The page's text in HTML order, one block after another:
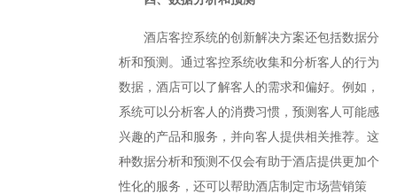
酒店客控系统的创新解决方案还包括数据分
析和预测。通过客控系统收集和分析客人的行为
数据，酒店可以了解客人的需求和偏好。例如，
系统可以分析客人的消费习惯，预测客人可能感
兴趣的产品和服务，并向客人提供相关推荐。这
种数据分析和预测不仅会有助于酒店提供更加个
性化的服务，还可以帮助酒店制定市场营销策